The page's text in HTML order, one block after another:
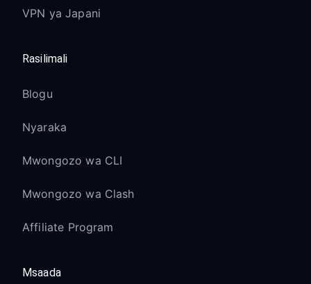
VPN ya Japani
Rasilimali
Blogu
Nyaraka
Mwongozo wa CLI
Mwongozo wa Clash
Affiliate Program
Msaada